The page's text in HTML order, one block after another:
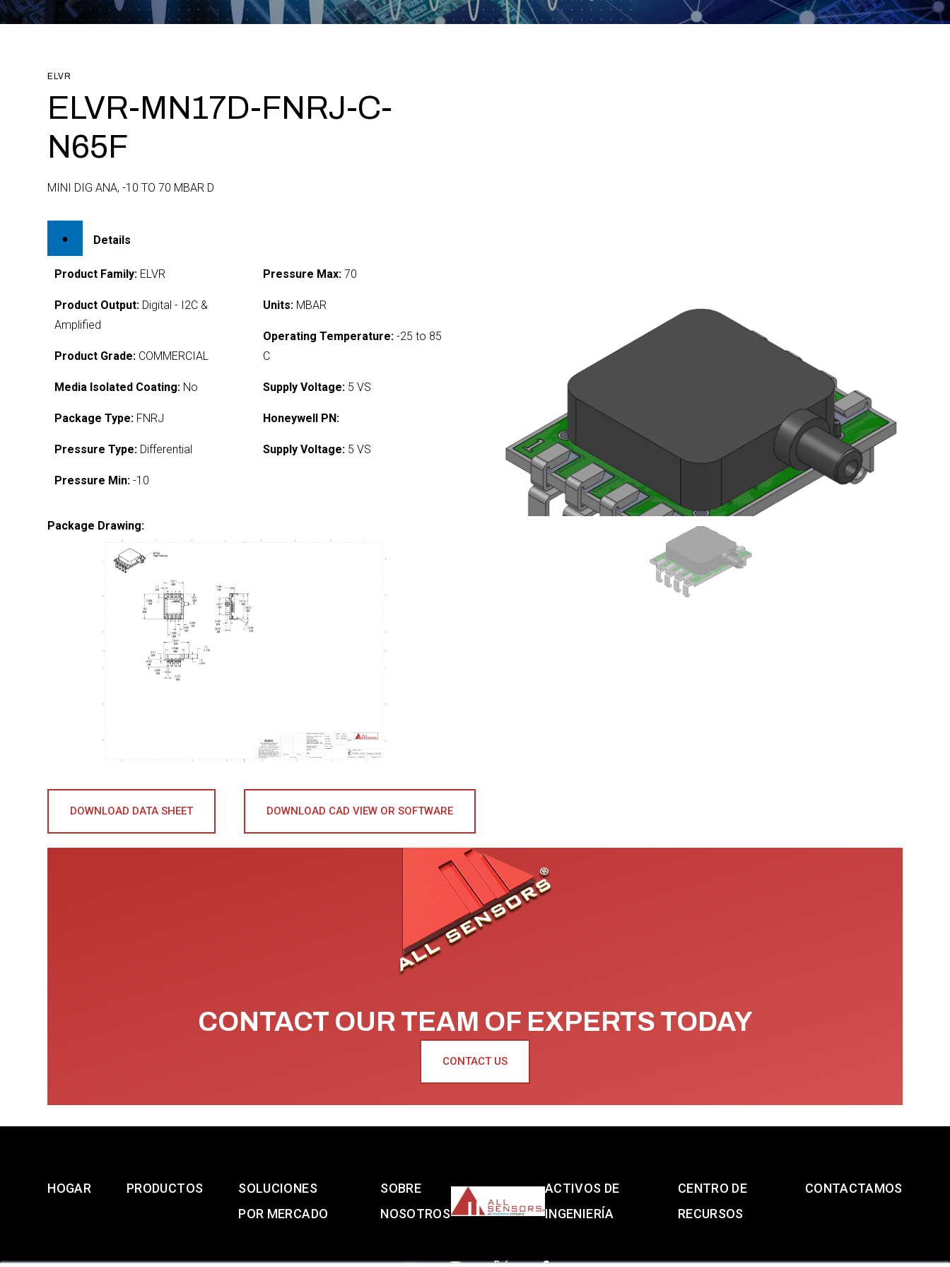
ELVR
ELVR-MN17D-FNRJ-C-
N65F
MINI DIG ANA, -10 TO 70 MBAR D
Details
Product Family: ELVR
Product Output: Digital - I2C &
Amplified
Product Grade: COMMERCIAL
Media Isolated Coating: No
Package Type: FNRJ
Pressure Type: Differential
Pressure Min: -10
Pressure Max: 70
Units: MBAR
Operating Temperature: -25 to 85
C
Supply Voltage: 5 VS
Honeywell PN:
Supply Voltage: 5 VS
Package Drawing:
DOWNLOAD DATA SHEET DOWNLOAD CAD VIEW OR SOFTWARE
CONTACT OUR TEAM OF EXPERTS TODAY
CONTACT US
HOGAR PRODUCTOS
SOLUCIONES
POR MERCADO
SOBRE
NOSOTROS
ACTIVOS DE
INGENIERÍA
CENTRO DE
RECURSOS
CONTACTAMOS